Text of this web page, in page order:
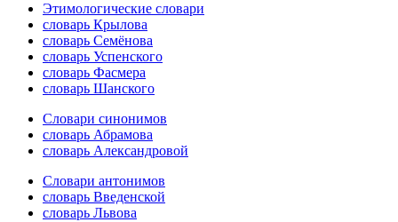
Этимологические словари
словарь Крылова
словарь Семёнова
словарь Успенского
словарь Фасмера
словарь Шанского
Словари синонимов
словарь Абрамова
словарь Александровой
Словари антонимов
словарь Введенской
словарь Львова